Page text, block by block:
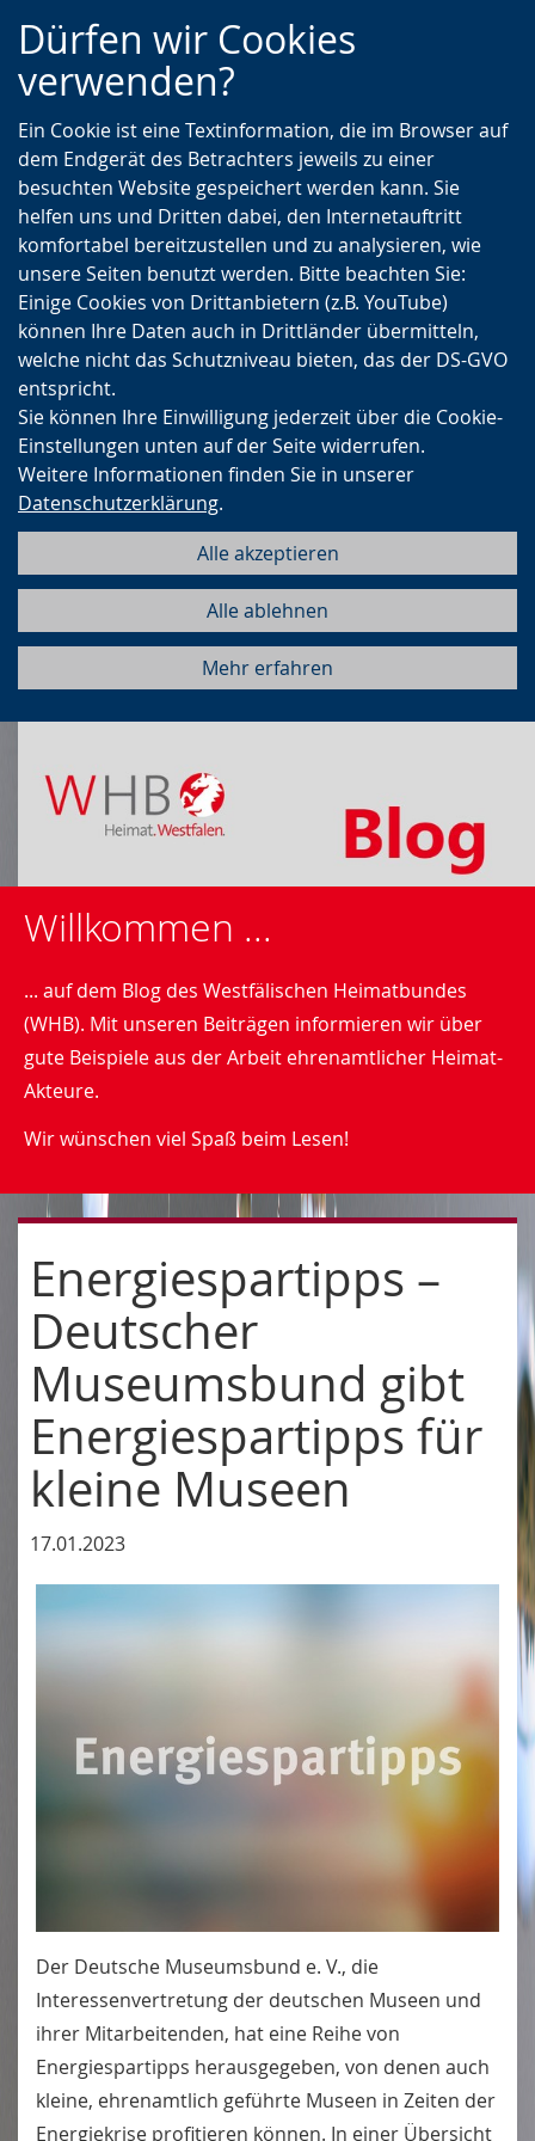
Zur
Hauptnavigation
Zur
Seitennavigation
Zum
Inhalt
Dürfen wir Cookies
verwenden?
Ein Cookie ist eine Textinformation, die im Browser auf
dem Endgerät des Betrachters jeweils zu einer
besuchten Website gespeichert werden kann. Sie
helfen uns und Dritten dabei, den Internetauftritt
komfortabel bereitzustellen und zu analysieren, wie
unsere Seiten benutzt werden. Bitte beachten Sie:
Einige Cookies von Drittanbietern (z.B. YouTube)
können Ihre Daten auch in Drittländer übermitteln,
welche nicht das Schutzniveau bieten, das der DS-GVO
entspricht.
Sie können Ihre Einwilligung jederzeit über die Cookie-
Einstellungen unten auf der Seite widerrufen.
Weitere Informationen finden Sie in unserer
Datenschutzerklärung.
Alle akzeptieren
Alle ablehnen
Mehr erfahren
Willkommen ...
... auf dem Blog des Westfälischen Heimatbundes
(WHB). Mit unseren Beiträgen informieren wir über
gute Beispiele aus der Arbeit ehrenamtlicher Heimat-
Akteure.
Wir wünschen viel Spaß beim Lesen!
Energiespartipps –
Deutscher
Museumsbund gibt
Energiespartipps für
kleine Museen
17.01.2023
Der Deutsche Museumsbund e. V., die
Interessenvertretung der deutschen Museen und
ihrer Mitarbeitenden, hat eine Reihe von
Energiespartipps herausgegeben, von denen auch
kleine, ehrenamtlich geführte Museen in Zeiten der
Energiekrise profitieren können. In einer Übersicht